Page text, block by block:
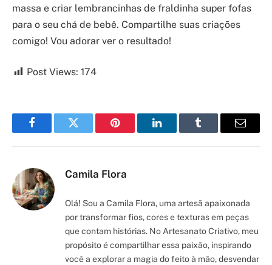
massa e criar lembrancinhas de fraldinha super fofas
para o seu chá de bebê. Compartilhe suas criações
comigo! Vou adorar ver o resultado!
Post Views: 174
FacebookTwitter Pinterest LinkedInTumblr Email
Camila Flora
Olá! Sou a Camila Flora, uma artesã apaixonada
por transformar fios, cores e texturas em peças
que contam histórias. No Artesanato Criativo, meu
propósito é compartilhar essa paixão, inspirando
você a explorar a magia do feito à mão, desvendar